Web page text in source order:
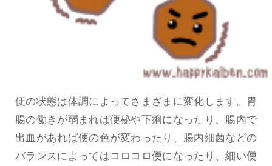
便の状態は体調によってさまざまに変化します。胃
腸の働きが弱まれば便秘や下痢になったり、腸内で
出血があれば便の色が変わったり、腸内細菌などの
バランスによってはコロコロ便になったり、細い便